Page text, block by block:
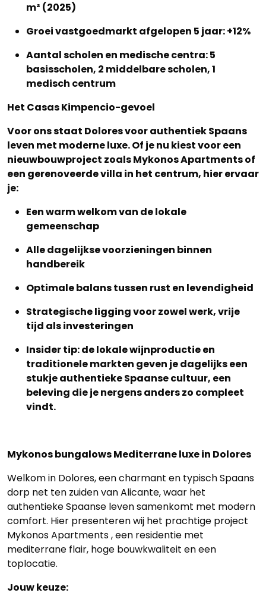
m² (2025)
Groei vastgoedmarkt afgelopen 5 jaar: +12%
Aantal scholen en medische centra: 5
basisscholen, 2 middelbare scholen, 1
medisch centrum
Het Casas Kimpencio-gevoel
Voor ons staat Dolores voor authentiek Spaans
leven met moderne luxe. Of je nu kiest voor een
nieuwbouwproject zoals Mykonos Apartments of
een gerenoveerde villa in het centrum, hier ervaar
je:
Een warm welkom van de lokale
gemeenschap
Alle dagelijkse voorzieningen binnen
handbereik
Optimale balans tussen rust en levendigheid
Strategische ligging voor zowel werk, vrije
tijd als investeringen
Insider tip: de lokale wijnproductie en
traditionele markten geven je dagelijks een
stukje authentieke Spaanse cultuur, een
beleving die je nergens anders zo compleet
vindt.
Mykonos bungalows Mediterrane luxe in Dolores
Welkom in Dolores, een charmant en typisch Spaans
dorp net ten zuiden van Alicante, waar het
authentieke Spaanse leven samenkomt met modern
comfort. Hier presenteren wij het prachtige project
Mykonos Apartments , een residentie met
mediterrane flair, hoge bouwkwaliteit en een
toplocatie.
Jouw keuze: